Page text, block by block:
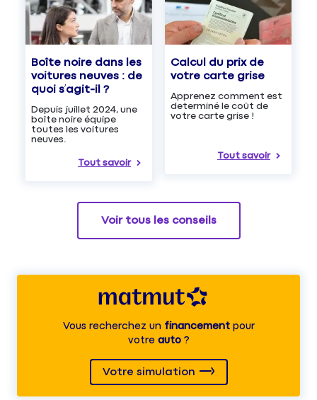
Boîte noire dans les
voitures neuves : de
quoi s’agit-il ?
Depuis juillet 2024, une
boîte noire équipe
toutes les voitures
neuves.
Tout savoir
Calcul du prix de
votre carte grise
Apprenez comment est
determiné le coût de
votre carte grise !
Tout savoir
Voir tous les conseils
Vous recherchez unfinancementpour
votre auto?
Votre simulation